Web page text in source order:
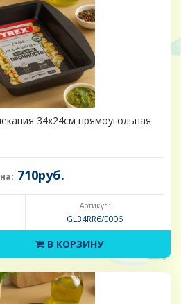
34х24см прямоугольная
710руб.
Артикул:
GL34RR6/E006
В КОРЗИНУ